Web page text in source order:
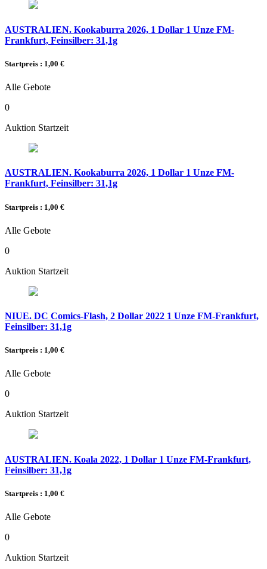
AUSTRALIEN. Kookaburra 2026, 1 Dollar 1 Unze FM-
Frankfurt, Feinsilber: 31,1g
Startpreis : 1,00 €
Alle Gebote
0
Auktion Startzeit
AUSTRALIEN. Kookaburra 2026, 1 Dollar 1 Unze FM-
Frankfurt, Feinsilber: 31,1g
Startpreis : 1,00 €
Alle Gebote
0
Auktion Startzeit
NIUE. DC Comics-Flash, 2 Dollar 2022 1 Unze FM-Frankfurt,
Feinsilber: 31,1g
Startpreis : 1,00 €
Alle Gebote
0
Auktion Startzeit
AUSTRALIEN. Koala 2022, 1 Dollar 1 Unze FM-Frankfurt,
Feinsilber: 31,1g
Startpreis : 1,00 €
Alle Gebote
0
Auktion Startzeit